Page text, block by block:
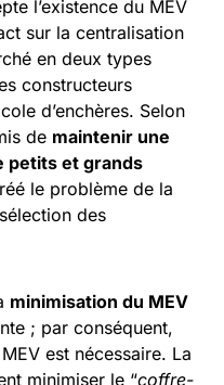
l’existence du MEV
sur la centralisation
en deux types
constructeurs
d’enchères. Selon
de maintenir une
petits et grands
le problème de la
des
minimisation du MEV
; par conséquent,
est nécessaire. La
minimiser le “coffre-